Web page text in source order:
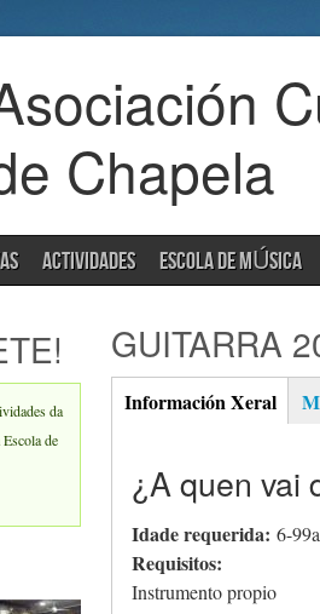
Chapela
ACTIVIDADES ESCOLA DE MÚSICA
da
de
GUITARRA
Información Xeral
tab)
¿A quen vai
Idade requerida: 6-
Requisitos:
Instrumento propio